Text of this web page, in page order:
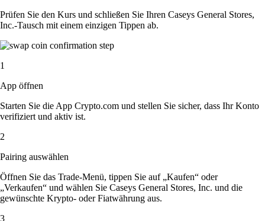
Prüfen Sie den Kurs und schließen Sie Ihren Caseys General Stores,
Inc.-Tausch mit einem einzigen Tippen ab.
1
App öffnen
Starten Sie die App Crypto.com und stellen Sie sicher, dass Ihr Konto
verifiziert und aktiv ist.
2
Pairing auswählen
Öffnen Sie das Trade-Menü, tippen Sie auf „Kaufen“ oder
„Verkaufen“ und wählen Sie Caseys General Stores, Inc. und die
gewünschte Krypto- oder Fiatwährung aus.
3